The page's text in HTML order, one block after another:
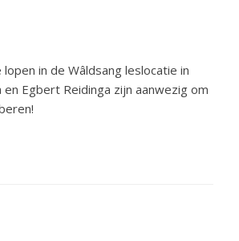
in de Wâldsang leslocatie in
Egbert Reidinga zijn aanwezig om